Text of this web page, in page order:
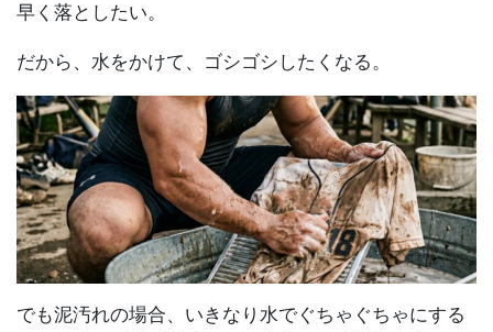
早く落としたい。
だから、水をかけて、ゴシゴシしたくなる。
でも泥汚れの場合、いきなり水でぐちゃぐちゃにする